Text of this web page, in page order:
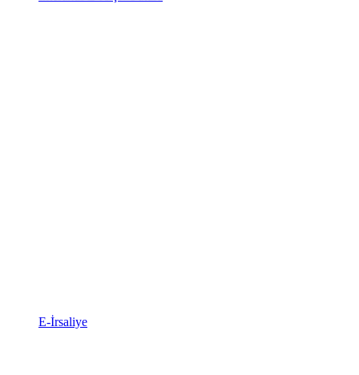
E-İrsaliye